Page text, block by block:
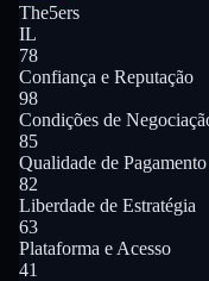
The5ers
IL
78
Confiança e Reputação
98
Condições de
85
Qualidade de Pagamento
82
Liberdade de Estratégia
63
Plataforma e Acesso
41